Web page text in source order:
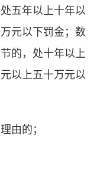
五年以上十年以
元以下罚金；数
的，处十年以上
以上五十万元以
假理由的；